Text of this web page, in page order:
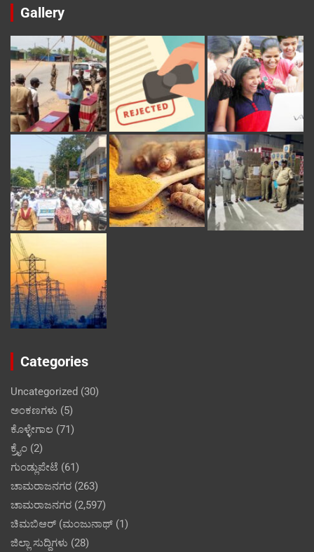
Gallery
Categories
Uncategorized (30)
ಅಂಕಣಗಳು (5)
ಕೊಳ್ಳೇಗಾಲ (71)
ಕ್ರೈಂ (2)
ಗುಂಡ್ಲುಪೇಟೆ (61)
ಚಾಮರಾಜನಗರ (263)
ಚಾಮರಾಜನಗರ (2,597)
ಚಿಮಬಿಆರ್ (ಮಂಜುನಾಥ್ (1)
ಜಿಲ್ಲಾ ಸುದ್ದಿಗಳು (28)